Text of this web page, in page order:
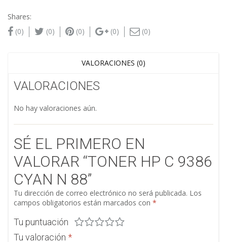
Shares:
(0)
(0) (0) (0) (0)
VALORACIONES (0)
VALORACIONES
No hay valoraciones aún.
SÉ EL PRIMERO EN
VALORAR “TONER HP C 9386
CYAN N 88”
Tu dirección de correo electrónico no será publicada. Los
campos obligatorios están marcados con *
Tu puntuación
Tu valoración *